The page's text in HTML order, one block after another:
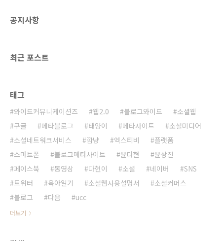
고 블루투스와 하위 호환도 가능하다. (사진 : 벨
공지사항
최근 포스트
태그
와이드커뮤니케이션즈 웹2.0 블로그와이드
소셜웹
구글
메타블로그 태양이 메타사이트
소셜미디어
소셜네트워크서비스
깜냥 엑스티비
플랫폼
스마트폰
블로그메타사이트 윤다현
윤상진
페이스북
동영상 다현이 소셜 네이버
SNS
트위터
육아일기 소셜웹사용설명서
소셜커머스
블로그
다음 ucc
더보기